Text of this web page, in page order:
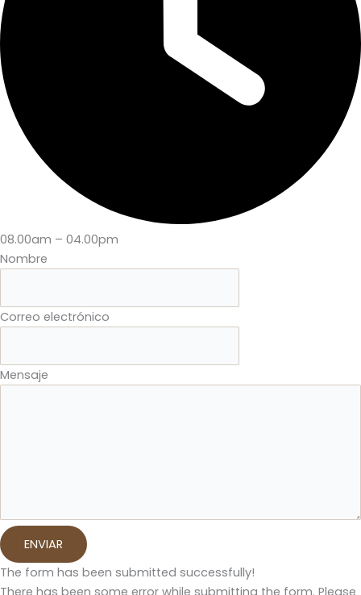
08.00am – 04.00pm
Nombre
Correo electrónico
Mensaje
ENVIAR
The form has been submitted successfully!